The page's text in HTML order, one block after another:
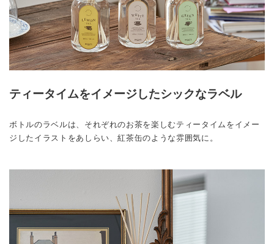
ティータイムをイメージしたシックなラベル
ボトルのラベルは、それぞれのお茶を楽しむティータイムをイメー
ジしたイラストをあしらい、紅茶缶のような雰囲気に。